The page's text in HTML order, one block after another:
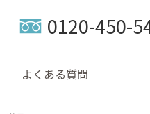
0120-450-
よくある質問